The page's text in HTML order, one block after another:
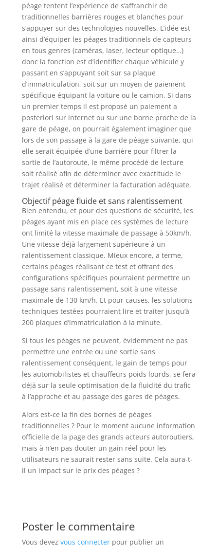
péage tentent l’expérience de s’affranchir de
traditionnelles barrières rouges et blanches pour
s’appuyer sur des technologies nouvelles. L’idée est
ainsi d’équiper les péages traditionnels de capteurs
en tous genres (caméras, laser, lecteur optique…)
donc la fonction est d’identifier chaque véhicule y
passant en s’appuyant soit sur sa plaque
d’immatriculation, soit sur un moyen de paiement
spécifique équipant la voiture ou le camion. Si dans
un premier temps il est proposé un paiement a
posteriori sur internet ou sur une borne proche de la
gare de péage, on pourrait également imaginer que
lors de son passage à la gare de péage suivante, qui
elle serait équipée d’une barrière pour filtrer la
sortie de l’autoroute, le même procédé de lecture
soit réalisé afin de déterminer avec exactitude le
trajet réalisé et déterminer la facturation adéquate.
Objectif péage fluide et sans ralentissement
Bien entendu, et pour des questions de sécurité, les
péages ayant mis en place ces systèmes de lecture
ont limité la vitesse maximale de passage à 50km/h.
Une vitesse déjà largement supérieure à un
ralentissement classique. Mieux encore, a terme,
certains péages réalisant ce test et offrant des
configurations spécifiques pourraient permettre un
passage sans ralentissement, soit à une vitesse
maximale de 130 km/h. Et pour causes, les solutions
techniques testées pourraient lire et traiter jusqu’à
200 plaques d’immatriculation à la minute.
Si tous les péages ne peuvent, évidemment ne pas
permettre une entrée ou une sortie sans
ralentissement conséquent, le gain de temps pour
les automobilistes et chauffeurs poids lourds, se fera
déjà sur la seule optimisation de la fluidité du trafic
à l’approche et au passage des gares de péages.
Alors est-ce la fin des bornes de péages
traditionnelles ? Pour le moment aucune information
officielle de la page des grands acteurs autoroutiers,
mais à n’en pas douter un gain réel pour les
utilisateurs ne saurait rester sans suite. Cela aura-t-
il un impact sur le prix des péages ?
Poster le commentaire
Vous devez vous connecterpour publier un